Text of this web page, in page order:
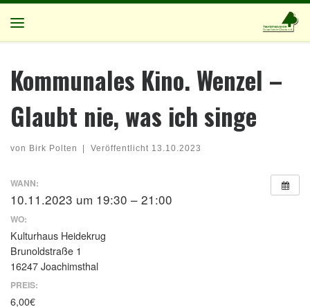
Zum Inhalt springen
Kommunales Kino. Wenzel –
Glaubt nie, was ich singe
von Birk Polten | Veröffentlicht 13.10.2023
WANN:
10.11.2023 um 19:30 – 21:00
WO:
Kulturhaus Heidekrug
Brunoldstraße 1
16247 Joachimsthal
PREIS:
6,00€